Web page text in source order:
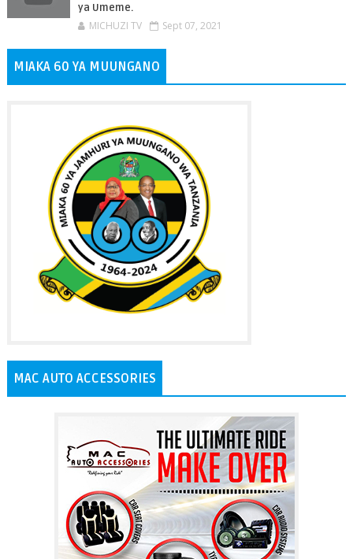
ya Umeme.
MICHUZI TV Sept 07, 2021
MIAKA 60 YA MUUNGANO
MAC AUTO ACCESSORIES